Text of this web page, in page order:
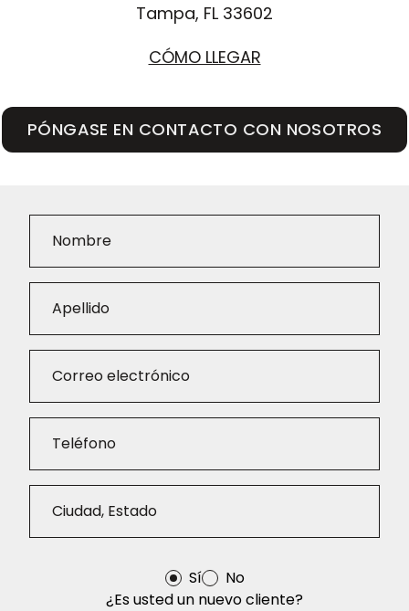
Tampa, FL 33602
CÓMO LLEGAR
PÓNGASE EN CONTACTO CON NOSOTROS
Sí
No
¿Es usted un nuevo cliente?